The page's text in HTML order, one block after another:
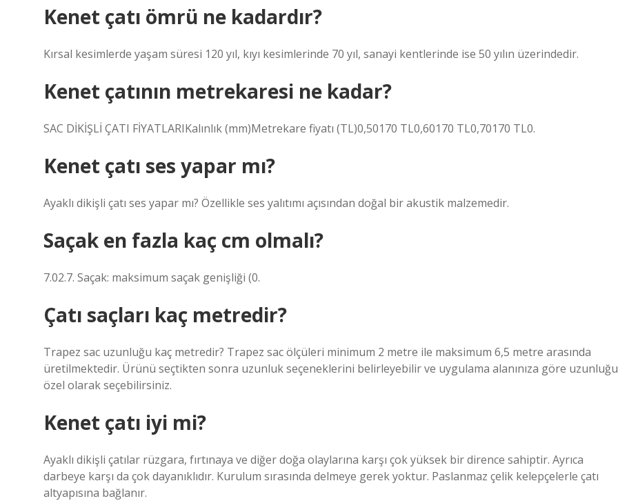
Kenet çatı ömrü ne kadardır?
Kırsal kesimlerde yaşam süresi 120 yıl, kıyı kesimlerinde 70 yıl, sanayi kentlerinde ise 50 yılın üzerindedir.
Kenet çatının metrekaresi ne kadar?
SAC DİKİŞLİ ÇATI FİYATLARIKalınlık (mm)Metrekare fiyatı (TL)0,50170 TL0,60170 TL0,70170 TL0.
Kenet çatı ses yapar mı?
Ayaklı dikişli çatı ses yapar mı? Özellikle ses yalıtımı açısından doğal bir akustik malzemedir.
Saçak en fazla kaç cm olmalı?
7.02.7. Saçak: maksimum saçak genişliği (0.
Çatı saçları kaç metredir?
Trapez sac uzunluğu kaç metredir? Trapez sac ölçüleri minimum 2 metre ile maksimum 6,5 metre arasında
üretilmektedir. Ürünü seçtikten sonra uzunluk seçeneklerini belirleyebilir ve uygulama alanınıza göre uzunluğu
özel olarak seçebilirsiniz.
Kenet çatı iyi mi?
Ayaklı dikişli çatılar rüzgara, fırtınaya ve diğer doğa olaylarına karşı çok yüksek bir dirence sahiptir. Ayrıca
darbeye karşı da çok dayanıklıdır. Kurulum sırasında delmeye gerek yoktur. Paslanmaz çelik kelepçelerle çatı
altyapısına bağlanır.